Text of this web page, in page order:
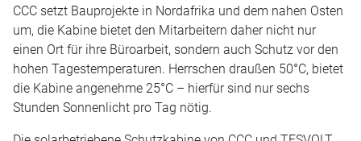
CCC setzt Bauprojekte in Nordafrika und dem nahen Osten
um, die Kabine bietet den Mitarbeitern daher nicht nur
einen Ort für ihre Büroarbeit, sondern auch Schutz vor den
hohen Tagestemperaturen. Herrschen draußen 50°C, bietet
die Kabine angenehme 25°C – hierfür sind nur sechs
Stunden Sonnenlicht pro Tag nötig.